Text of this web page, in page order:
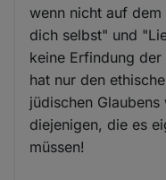
wenn nicht auf
dich selbst" und
keine Erfindung
hat nur den
jüdischen
diejenigen, die es
müssen!